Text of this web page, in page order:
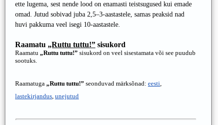
ette lugema, sest nende lood on enamasti teistsugused kui emade
omad. Jutud sobivad juba 2,5–3-aastastele, samas peaksid nad
huvi pakkuma veel isegi 10-aastastele.
Raamatu „Ruttu tuttu!” sisukord
Raamatu „Ruttu tuttu!” sisukord on veel sisestamata või see puudub
sootuks.
Raamatuga „Ruttu tuttu!” seonduvad märksõnad: eesti,
lastekirjandus, unejutud